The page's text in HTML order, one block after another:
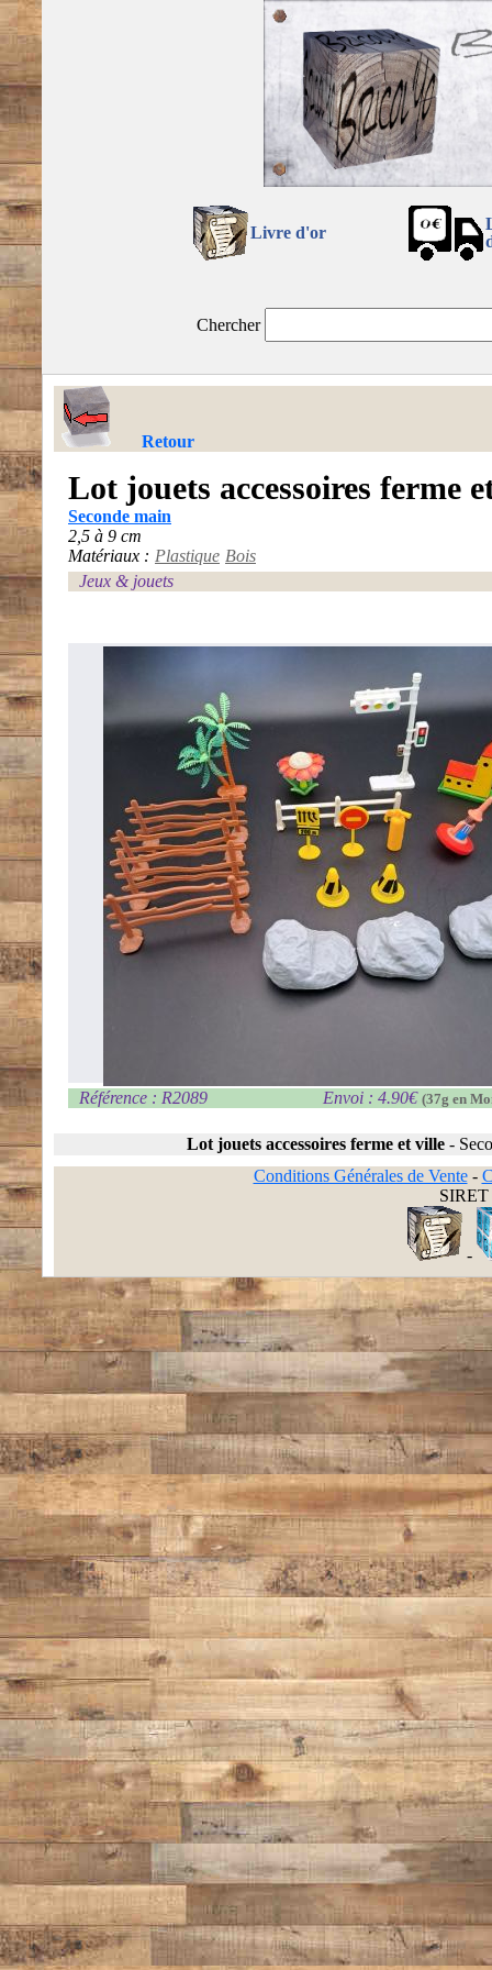
Livre d'or
Chercher
Retour
Lot jouets accessoires ferme
Seconde main
2,5 à 9 cm
Matériaux : Plastique Bois
Jeux & jouets
Référence : R2089 Envoi : 4.90€ (37g en
Lot jouets accessoires ferme et ville -
Conditions Générales de Vente-
SIRET
-